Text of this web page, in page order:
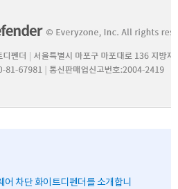
차단 화이트디펜더를 소개합니